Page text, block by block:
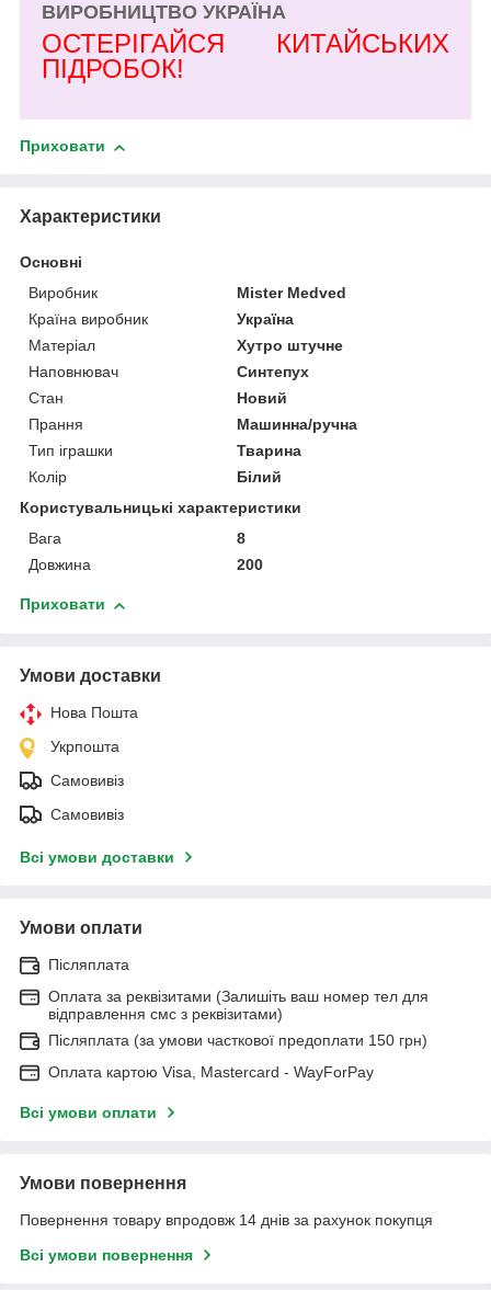
ВИРОБНИЦТВО УКРАЇНА
ОСТЕРІГАЙСЯ КИТАЙСЬКИХ
ПІДРОБОК!
Приховати
Характеристики
Основні
Виробник
Mister Medved
Країна виробник
Україна
Матеріал
Хутро штучне
Наповнювач
Синтепух
Стан
Новий
Прання
Машинна/ручна
Тип іграшки
Тварина
Колір
Білий
Користувальницькі характеристики
Вага
8
Довжина
200
Приховати
Умови доставки
Нова Пошта
Укрпошта
Самовивіз
Самовивіз
Всі умови доставки
Умови оплати
Післяплата
Оплата за реквізитами (Залишіть ваш номер тел для
відправлення смс з реквізитами)
Післяплата (за умови часткової предоплати 150 грн)
Оплата картою Visa, Mastercard - WayForPay
Всі умови оплати
Умови повернення
Повернення товару впродовж 14 днів за рахунок покупця
Всі умови повернення